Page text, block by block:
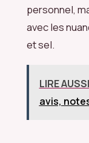
personnel,
avec les
et sel.
LIRE AUSSI
avis,